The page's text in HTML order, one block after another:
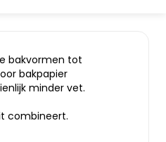
bakvormen tot
bakpapier
minder vet.
combineert.